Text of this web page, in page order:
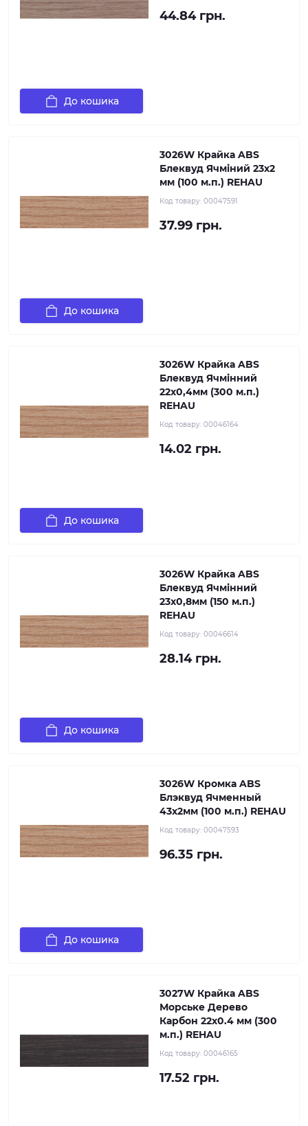
44.84 грн.
До кошика
3026W Крайка ABS
Блеквуд Ячміний 23х2
мм (100 м.п.) REHAU
Код товару: 00047591
37.99 грн.
До кошика
3026W Крайка ABS
Блеквуд Ячмінний
22х0,4мм (300 м.п.)
REHAU
Код товару: 00046164
14.02 грн.
До кошика
3026W Крайка ABS
Блеквуд Ячмінний
23х0,8мм (150 м.п.)
REHAU
Код товару: 00046614
28.14 грн.
До кошика
3026W Кромка ABS
Блэквуд Ячменный
43х2мм (100 м.п.) REHAU
Код товару: 00047593
96.35 грн.
До кошика
3027W Крайка ABS
Морське Дерево
Карбон 22х0.4 мм (300
м.п.) REHAU
Код товару: 00046165
17.52 грн.